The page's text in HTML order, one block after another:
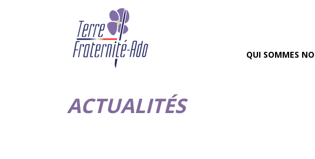
QUI SOMMES
ACTUALITÉS